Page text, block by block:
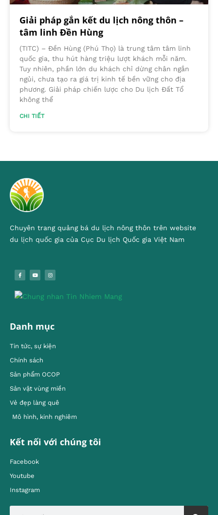
Giải pháp gắn kết du lịch nông thôn –
tâm linh Đền Hùng
(TITC) – Đền Hùng (Phú Thọ) là trung tâm tâm linh
quốc gia, thu hút hàng triệu lượt khách mỗi năm.
Tuy nhiên, phần lớn du khách chỉ dừng chân ngắn
ngủi, chưa tạo ra giá trị kinh tế bền vững cho địa
phương. Giải pháp chiến lược cho Du lịch Đất Tổ
không thể
CHI TIẾT
Chuyên trang quảng bá du lịch nông thôn trên website
du lịch quốc gia của Cục Du lịch Quốc gia Việt Nam
Danh mục
Tin tức, sự kiện
Chính sách
Sản phẩm OCOP
Sản vật vùng miền
Vẻ đẹp làng quê
Mô hình, kinh nghiêm
Kết nối với chúng tôi
Facebook
Youtube
Instagram